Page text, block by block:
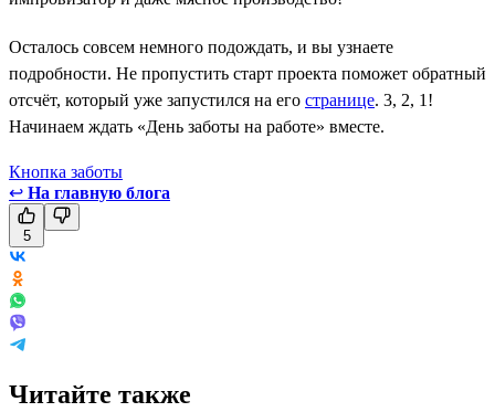
Осталось совсем немного подождать, и вы узнаете
подробности. Не пропустить старт проекта поможет обратный
отсчёт, который уже запустился на его странице. 3, 2, 1!
Начинаем ждать «День заботы на работе» вместе.
Кнопка заботы
↩ На главную блога
5
Читайте также